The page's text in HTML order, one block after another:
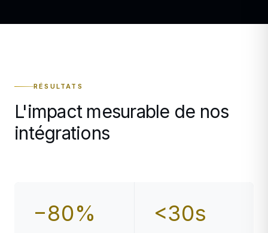
RÉSULTATS
L'impact mesurable de nos
intégrations
−80% <30s